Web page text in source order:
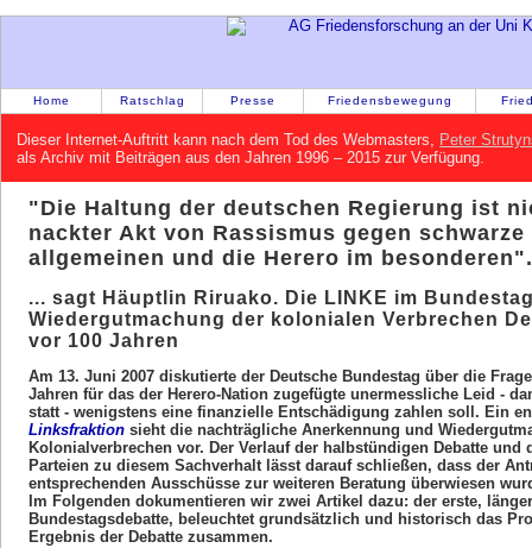
Home Ratschlag Presse Friedensbewegung
Dieser Internet-Auftritt kann nach dem Tod des Webmasters, Peter
als Archiv mit Beiträgen aus den Jahren 1996 – 2015 zur Verfügung.
"Die Haltung der deutschen Regierung ist
nackter Akt von Rassismus gegen schwarze
allgemeinen und die Herero im
... sagt Häuptlin Riruako. Die LINKE im
Wiedergutmachung der kolonialen Verbrechen
vor 100 Jahren
Am 13. Juni 2007 diskutierte der Deutsche Bundestag über die
Jahren für das der Herero-Nation zugefügte unermessliche Leid -
statt - wenigstens eine finanzielle Entschädigung zahlen soll. Ein
Linksfraktionsieht die nachträgliche Anerkennung und
Kolonialverbrechen vor. Der Verlauf der halbstündigen Debatte und
Parteien zu diesem Sachverhalt lässt darauf schließen, dass der
entsprechenden Ausschüsse zur weiteren Beratung überwiesen
Im Folgenden dokumentieren wir zwei Artikel dazu: der erste,
Bundestagsdebatte, beleuchtet grundsätzlich und historisch das
Ergebnis der Debatte zusammen.